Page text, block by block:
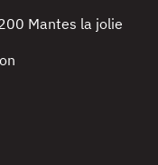
Mantes la jolie